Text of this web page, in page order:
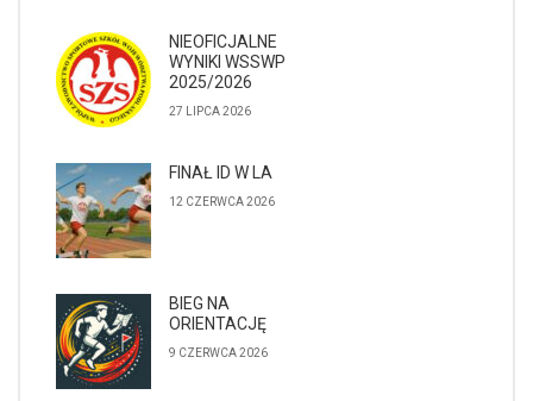
NIEOFICJALNE
WYNIKI WSSWP
2025/2026
27 LIPCA 2026
FINAŁ ID W LA
12 CZERWCA 2026
BIEG NA
ORIENTACJĘ
9 CZERWCA 2026